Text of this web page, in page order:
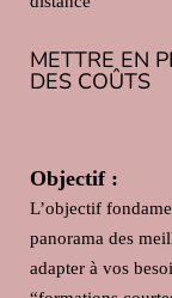
METTRE EN
DES COÛTS
Objectif :
L’objectif
panorama des
adapter à vos